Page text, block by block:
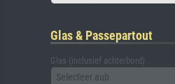
Glas & Passepartout
Glas (inclusief achterbord)
Selecteer aub